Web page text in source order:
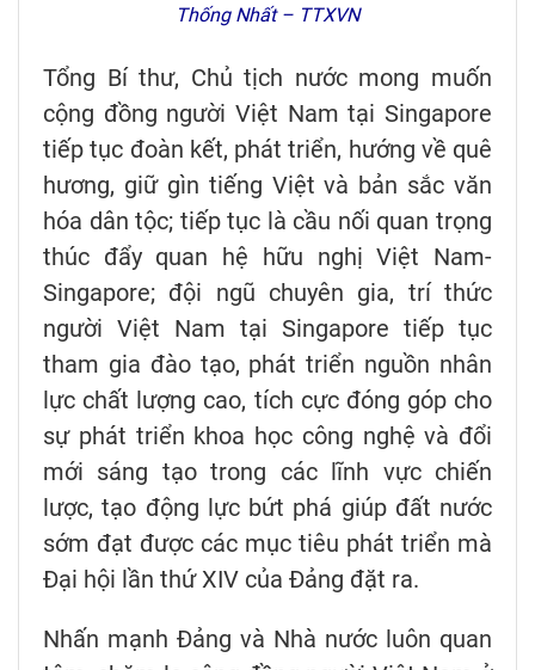
Thống Nhất – TTXVN
Tổng Bí thư, Chủ tịch nước mong muốn
cộng đồng người Việt Nam tại Singapore
tiếp tục đoàn kết, phát triển, hướng về quê
hương, giữ gìn tiếng Việt và bản sắc văn
hóa dân tộc; tiếp tục là cầu nối quan trọng
thúc đẩy quan hệ hữu nghị Việt Nam-
Singapore; đội ngũ chuyên gia, trí thức
người Việt Nam tại Singapore tiếp tục
tham gia đào tạo, phát triển nguồn nhân
lực chất lượng cao, tích cực đóng góp cho
sự phát triển khoa học công nghệ và đổi
mới sáng tạo trong các lĩnh vực chiến
lược, tạo động lực bứt phá giúp đất nước
sớm đạt được các mục tiêu phát triển mà
Đại hội lần thứ XIV của Đảng đặt ra.
Nhấn mạnh Đảng và Nhà nước luôn quan